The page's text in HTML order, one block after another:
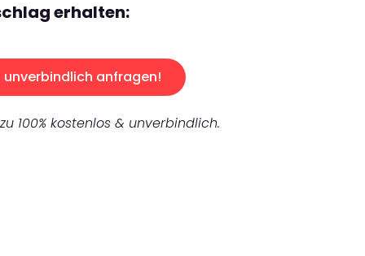
erhalten:
unverbindlich anfragen!
100% kostenlos & unverbindlich.